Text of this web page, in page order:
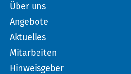
Über uns
Angebote
Aktuelles
Mitarbeiten
Hinweisgeber